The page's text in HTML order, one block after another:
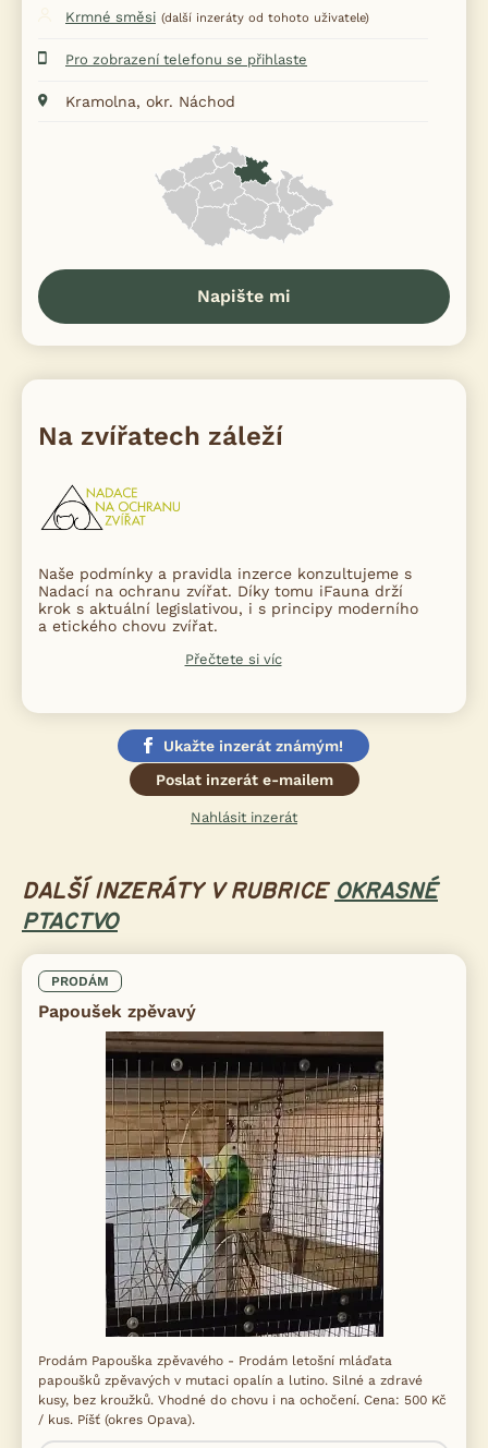
Krmné směsi (další inzeráty od tohoto uživatele)
Pro zobrazení telefonu se přihlaste
Kramolna, okr. Náchod
Napište mi
Na zvířatech záleží
Naše podmínky a pravidla inzerce konzultujeme s
Nadací na ochranu zvířat. Díky tomu iFauna drží
krok s aktuální legislativou, i s principy moderního
a etického chovu zvířat.
Přečtete si víc
Ukažte inzerát známým!
Poslat inzerát e-mailem
Nahlásit inzerát
DALŠÍ INZERÁTY V RUBRICE OKRASNÉ
PTACTVO
PRODÁM
Papoušek zpěvavý
Prodám Papouška zpěvavého - Prodám letošní mláďata
papoušků zpěvavých v mutaci opalín a lutino. Silné a zdravé
kusy, bez kroužků. Vhodné do chovu i na ochočení. Cena: 500 Kč
/ kus. Píšť (okres Opava).